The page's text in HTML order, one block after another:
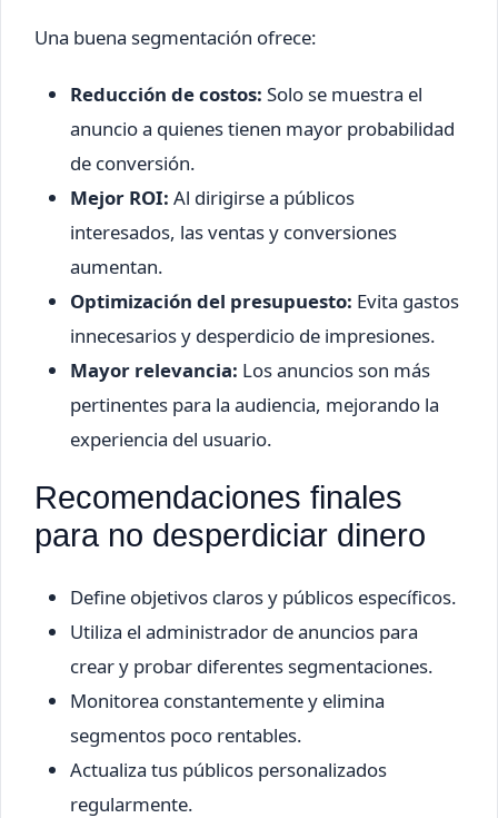
Una buena segmentación ofrece:
Reducción de costos: Solo se muestra el
anuncio a quienes tienen mayor probabilidad
de conversión.
Mejor ROI: Al dirigirse a públicos
interesados, las ventas y conversiones
aumentan.
Optimización del presupuesto: Evita gastos
innecesarios y desperdicio de impresiones.
Mayor relevancia: Los anuncios son más
pertinentes para la audiencia, mejorando la
experiencia del usuario.
Recomendaciones finales
para no desperdiciar dinero
Define objetivos claros y públicos específicos.
Utiliza el administrador de anuncios para
crear y probar diferentes segmentaciones.
Monitorea constantemente y elimina
segmentos poco rentables.
Actualiza tus públicos personalizados
regularmente.